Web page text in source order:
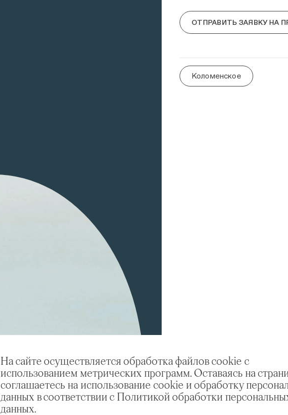
На сайте осуществляется обработка файлов cookie с
использованием метрических программ. Оставаясь на
соглашаетесь на использование cookie и обработку
данных в соответствии с Политикой обработки
данных.
ОТПРАВИТЬ ЗАЯВКУ НА
Коломенское